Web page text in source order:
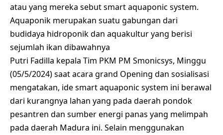
atau yang mereka sebut smart aquaponic system.
Aquaponik merupakan suatu gabungan dari
budidaya hidroponik dan aquakultur yang berisi
sejumlah ikan dibawahnya
Putri Fadilla kepala Tim PKM PM Smonicsys, Minggu
(05/5/2024) saat acara grand Opening dan sosialisasi
mengatakan, ide smart aquaponic system ini berawal
dari kurangnya lahan yang pada daerah pondok
pesantren dan sumber energi panas yang melimpah
pada daerah Madura ini. Selain menggunakan